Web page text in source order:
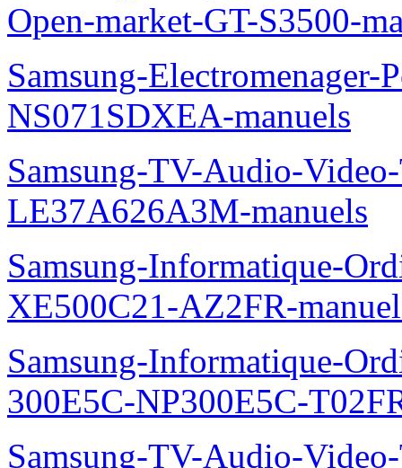
Open-market-GT-S3500-
Samsung-
NS071SDXEA-manuels
Samsung-TV-Audio-
LE37A626A3M-manuels
Samsung-Informatique-
XE500C21-AZ2FR-
Samsung-Informatique-
300E5C-NP300E5C-
Samsung-TV-Audio-